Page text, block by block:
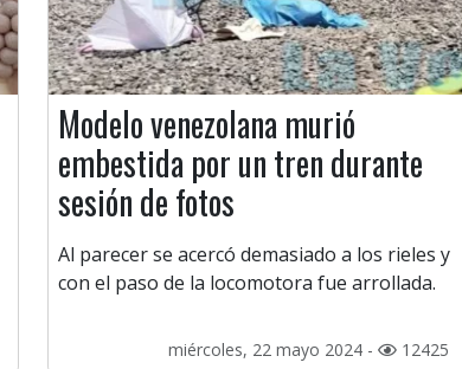
Modelo venezolana murió
embestida por un tren durante
sesión de fotos
Al parecer se acercó demasiado a los rieles y
con el paso de la locomotora fue arrollada.
miércoles, 22 mayo 2024 - 12425